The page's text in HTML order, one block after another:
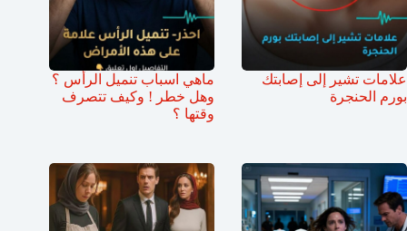
علامات تشير إلى إصابتك
بورم الحنجرة
ماهي اسباب تنميل الرأس ؟
وهل خطر ! وكيف تتصرف
وقتها ؟